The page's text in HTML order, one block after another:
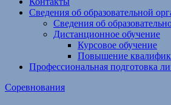
Сведения об образовательной
Сведения об
Дистанционное обучение
Курсовое обучение
Повышение
Профессиональная подготовка
Соревнования